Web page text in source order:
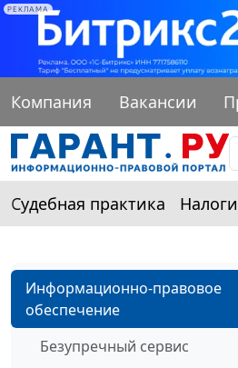
РЕКЛАМА
Компания Вакансии
Судебная практика
Информационно-правовое
обеспечение
Безупречный сервис